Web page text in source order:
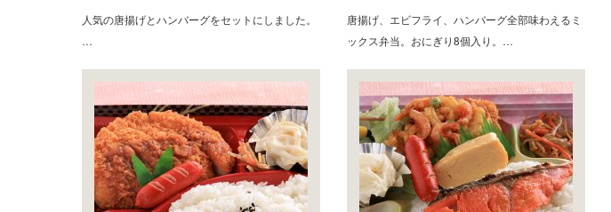
人気の唐揚げとハンバーグをセットにしました。
…
唐揚げ、エビフライ、ハンバーグ全部味わえるミ
ックス弁当。おにぎり8個入り。…